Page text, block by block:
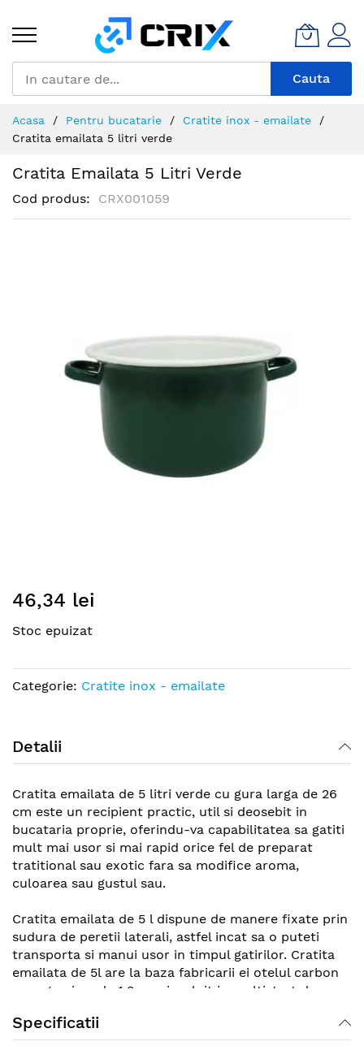
Continut
Cauta
Acasa Pentru bucatarie
Cratite inox - emailate
Cratita emailata 5 litri verde
Cratita Emailata 5 Litri Verde
Cod produs CRX001059
to
beginning
the
images
46,34 lei
Stoc epuizat
Categorie: Cratite inox - emailate
Detalii
Cratita emailata de 5 litri verde cu gura larga de 26
cm este un recipient practic, util si deosebit in
bucataria proprie, oferindu-va capabilitatea sa gatiti
mult mai usor si mai rapid orice fel de preparat
tratitional sau exotic fara sa modifice aroma,
culoarea sau gustul sau.
Cratita emailata de 5 l dispune de manere fixate prin
sudura de peretii laterali, astfel incat sa o puteti
transporta si manui usor in timpul gatirilor. Cratita
emailata de 5l are la baza fabricarii ei otelul carbon
cu o grosime de 1.3 mm invaluit in multistrat de
intensive si modificarilor extreme de temperatura.
Specificatii